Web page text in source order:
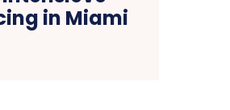
in Miami